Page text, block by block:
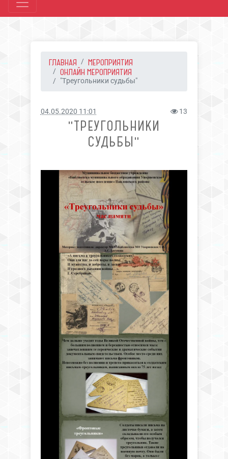
ГЛАВНАЯ
МЕРОПРИЯТИЯ
ОНЛАЙН МЕРОПРИЯТИЯ
"Треугольники судьбы"
04.05.2020 11:01 13
"ТРЕУГОЛЬНИКИ
СУДЬБЫ"